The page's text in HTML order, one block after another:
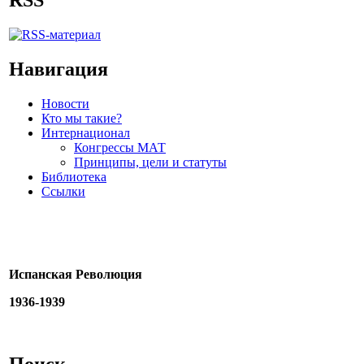
Навигация
Новости
Кто мы такие?
Интернационал
Конгрессы МАТ
Принципы, цели и статуты
Библиотека
Ссылки
Испанская Революция
1936-1939